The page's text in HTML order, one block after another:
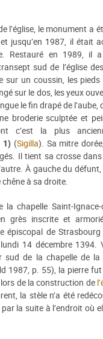
l’église, le monument a
jusqu’en 1987, il était
Restauré en 1989, il
sud de l’église
sur un coussin, les
sur le dos, les yeux
le fin drapé de l’aube,
broderie sculptée et
c’est la plus
1) (Sigilla). Sa mitre
Il tient sa crosse
À gauche du
à sa droite.
chapelle Saint-Ignace-
grès inscrite et
épiscopal de
14 décembre 1394.
sud de la chapelle de la
1987, p. 55), la pierre
de la construction de
la stèle n’a été
la suite à l’endroit où